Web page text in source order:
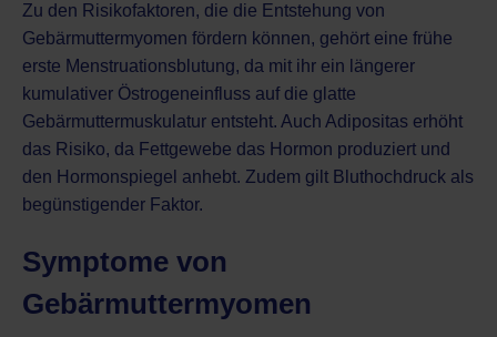
Zu den Risikofaktoren, die die Entstehung von
Gebärmuttermyomen fördern können, gehört eine frühe
erste Menstruationsblutung, da mit ihr ein längerer
kumulativer Östrogeneinfluss auf die glatte
Gebärmuttermuskulatur entsteht. Auch Adipositas erhöht
das Risiko, da Fettgewebe das Hormon produziert und
den Hormonspiegel anhebt. Zudem gilt Bluthochdruck als
begünstigender Faktor.
Symptome von
Gebärmuttermyomen